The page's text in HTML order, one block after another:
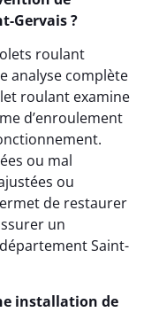
Gervais ?
roulant
analyse complète
roulant examine
d’enroulement
ou mal
ou
de restaurer
un
Saint-
installation de